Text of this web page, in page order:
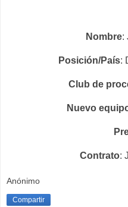
Nombre:
Posición/País:
Club de
Nuevo
Contrato:
Anónimo
Compartir